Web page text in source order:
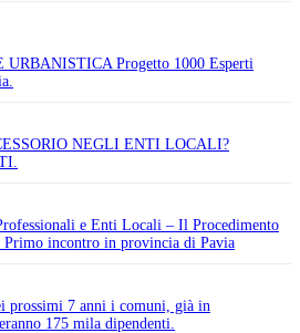
Progetto 1000 Esperti
NEGLI ENTI LOCALI?
e Enti Locali – Il Procedimento
incontro in provincia di Pavia
7 anni i comuni, già in
175 mila dipendenti.